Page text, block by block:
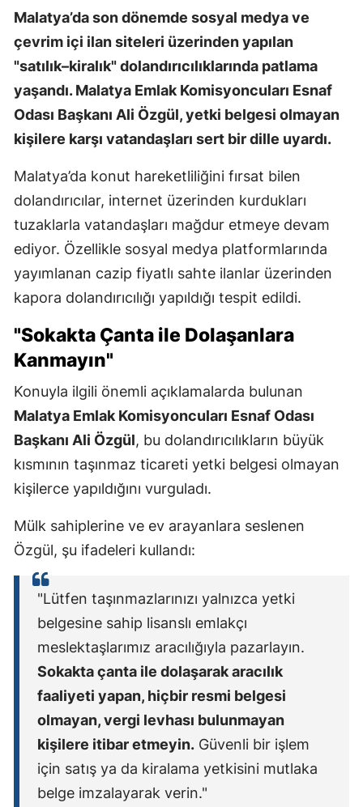
Malatya’da son dönemde sosyal medya ve
çevrim içi ilan siteleri üzerinden yapılan
"satılık–kiralık" dolandırıcılıklarında patlama
yaşandı. Malatya Emlak Komisyoncuları Esnaf
Odası Başkanı Ali Özgül, yetki belgesi olmayan
kişilere karşı vatandaşları sert bir dille uyardı.
Malatya’da konut hareketliliğini fırsat bilen
dolandırıcılar, internet üzerinden kurdukları
tuzaklarla vatandaşları mağdur etmeye devam
ediyor. Özellikle sosyal medya platformlarında
yayımlanan cazip fiyatlı sahte ilanlar üzerinden
kapora dolandırıcılığı yapıldığı tespit edildi.
"Sokakta Çanta ile Dolaşanlara
Kanmayın"
Konuyla ilgili önemli açıklamalarda bulunan
Malatya Emlak Komisyoncuları Esnaf Odası
Başkanı Ali Özgül, bu dolandırıcılıkların büyük
kısmının taşınmaz ticareti yetki belgesi olmayan
kişilerce yapıldığını vurguladı.
Mülk sahiplerine ve ev arayanlara seslenen
Özgül, şu ifadeleri kullandı:
"Lütfen taşınmazlarınızı yalnızca yetki
belgesine sahip lisanslı emlakçı
meslektaşlarımız aracılığıyla pazarlayın.
Sokakta çanta ile dolaşarak aracılık
faaliyeti yapan, hiçbir resmi belgesi
olmayan, vergi levhası bulunmayan
kişilere itibar etmeyin. Güvenli bir işlem
için satış ya da kiralama yetkisini mutlaka
belge imzalayarak verin."